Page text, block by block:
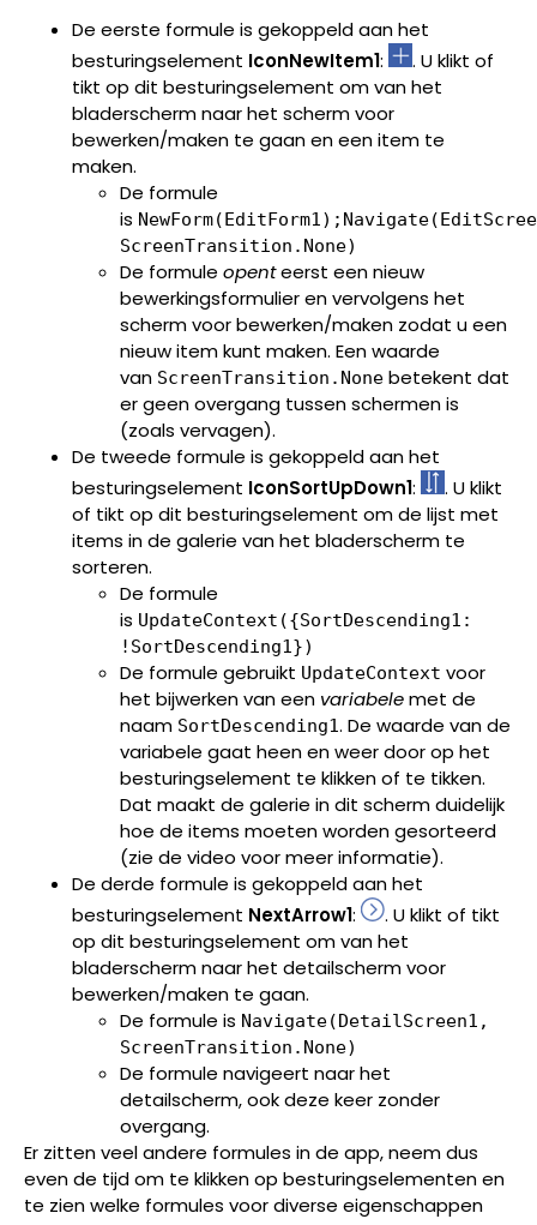
De eerste formule is gekoppeld aan het
besturingselement IconNewItem1:
. U klikt of
tikt op dit besturingselement om van het
bladerscherm naar het scherm voor
bewerken/maken te gaan en een item te
maken.
De formule
is
ScreenTransition.None)
De formule openteerst een nieuw
bewerkingsformulier en vervolgens het
scherm voor bewerken/maken zodat u een
nieuw item kunt maken. Een waarde
van ScreenTransition.None betekent dat
er geen overgang tussen schermen is
(zoals vervagen).
De tweede formule is gekoppeld aan het
besturingselement IconSortUpDown1:
. U klikt
of tikt op dit besturingselement om de lijst met
items in de galerie van het bladerscherm te
sorteren.
De formule
is UpdateContext({SortDescending1:
!SortDescending1})
De formule gebruikt UpdateContext voor
het bijwerken van een variabelemet de
naam SortDescending1. De waarde van de
variabele gaat heen en weer door op het
besturingselement te klikken of te tikken.
Dat maakt de galerie in dit scherm duidelijk
hoe de items moeten worden gesorteerd
(zie de video voor meer informatie).
De derde formule is gekoppeld aan het
besturingselement NextArrow1:
. U klikt of tikt
op dit besturingselement om van het
bladerscherm naar het detailscherm voor
bewerken/maken te gaan.
De formule is Navigate(DetailScreen1,
ScreenTransition.None)
De formule navigeert naar het
detailscherm, ook deze keer zonder
overgang.
Er zitten veel andere formules in de app, neem dus
even de tijd om te klikken op besturingselementen en
te zien welke formules voor diverse eigenschappen